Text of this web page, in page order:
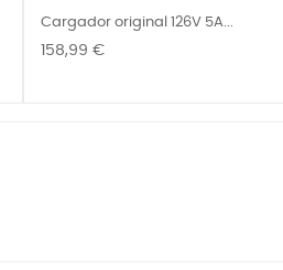
Cargador original 126V 5A...
Precio
158,99 €